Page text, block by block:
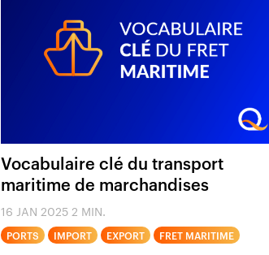
Vocabulaire clé du transport
maritime de marchandises
16 JAN 2025 2 MIN.
PORTS IMPORT EXPORT FRET MARITIME